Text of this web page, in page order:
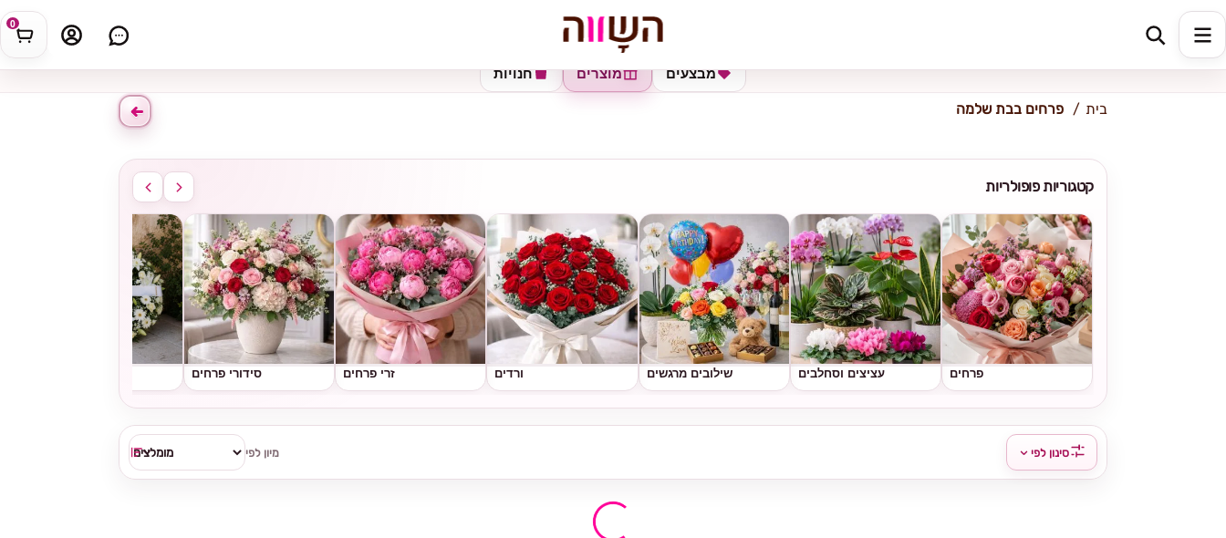
0 כתובת למשלוח
חנויות מוצרים מבצעים
בית פרחים בבת שלמה
קטגוריות פופולריות
פרחים עציצים וסחלבים שילובים מרגשים ורדים זרי פרחים סידורי פרחים
מיון לפי סינון לפי